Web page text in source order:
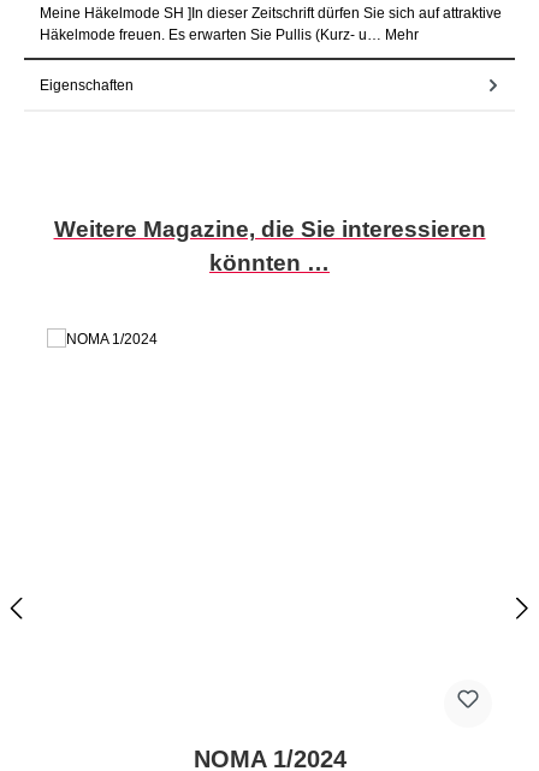
Meine Häkelmode SH ]In dieser Zeitschrift dürfen Sie sich auf attraktive
Häkelmode freuen. Es erwarten Sie Pullis (Kurz- u… Mehr
Eigenschaften
Produktgalerie überspringen
Weitere Magazine, die Sie interessieren
könnten …
NOMA 1/2024